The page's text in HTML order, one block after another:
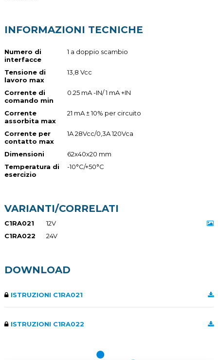
INFORMAZIONI TECNICHE
Numero di
interfacce
1 a doppio scambio
Tensione di
lavoro max
13,8 Vcc
Corrente di
comando min
0.25 mA -IN/ 1 mA +IN
Corrente
assorbita max
21 mA ± 10% per circuito
Corrente per
contatto max
1A 28Vcc/0,3A 120Vca
Dimensioni
62x40x20 mm
Temperatura di
esercizio
-10°C/+50°C
VARIANTI/CORRELATI
C1RA021
12V
C1RA022
24V
DOWNLOAD
ISTRUZIONI C1RA021
ISTRUZIONI C1RA022